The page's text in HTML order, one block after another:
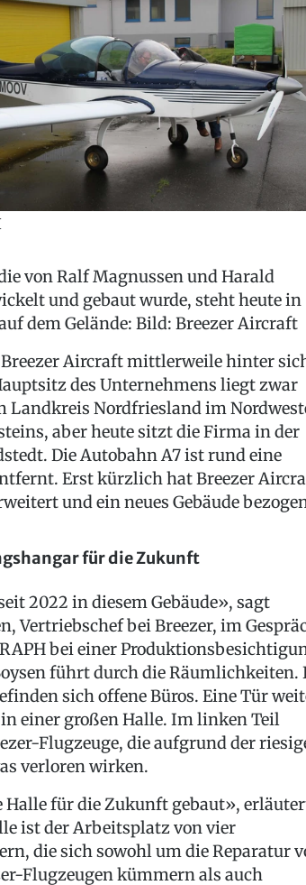
von Ralf Magnussen und Harald
und gebaut wurde, steht heute in
dem Gelände: Bild: Breezer Aircraft
Breezer Aircraft mittlerweile hinter
des Unternehmens liegt zwar
Landkreis Nordfriesland im
aber heute sitzt die Firma in der
Die Autobahn A7 ist rund eine
Erst kürzlich hat Breezer
und ein neues Gebäude
für die Zukunft
2022 in diesem Gebäude», sagt
Vertriebschef bei Breezer, im
bei einer
führt durch die Räumlichkeiten.
sich offene Büros. Eine Tür
einer großen Halle. Im linken Teil
Flugzeuge, die aufgrund der
verloren wirken.
Halle für die Zukunft gebaut»,
ist der Arbeitsplatz von vier
die sich sowohl um die Reparatur
Flugzeugen kümmern als auch